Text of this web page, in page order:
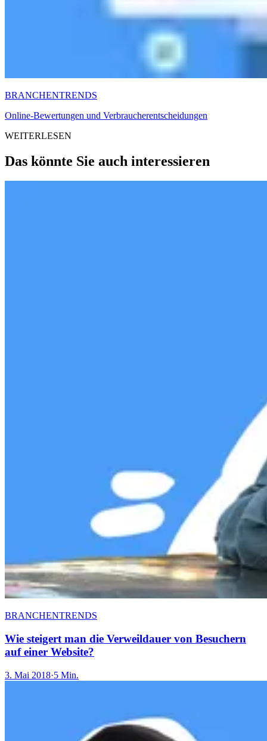
BRANCHENTRENDS
Online-Bewertungen und Verbraucherentscheidungen
WEITERLESEN
Das könnte Sie auch interessieren
BRANCHENTRENDS
Wie steigert man die Verweildauer von Besuchern
auf einer Website?
3. Mai 2018·5 Min.